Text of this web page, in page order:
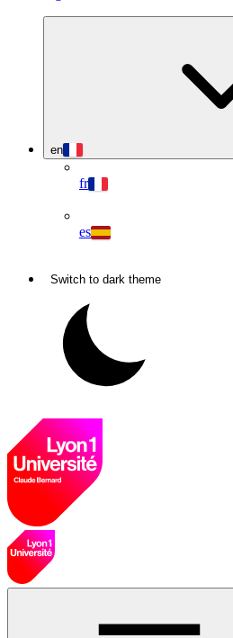
en
fr
es
Switch to dark theme